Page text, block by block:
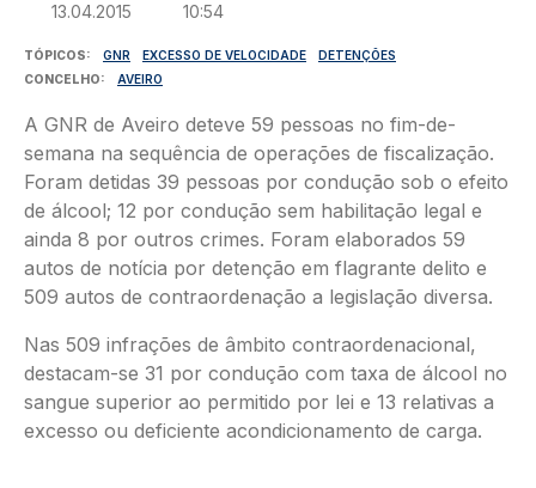
13.04.2015 10:54
TÓPICOS GNR EXCESSO DE VELOCIDADE
DETENÇÕES
CONCELHO
AVEIRO
A GNR de Aveiro deteve 59 pessoas no fim-de-
semana na sequência de operações de fiscalização.
Foram detidas 39 pessoas por condução sob o efeito
de álcool; 12 por condução sem habilitação legal e
ainda 8 por outros crimes. Foram elaborados 59
autos de notícia por detenção em flagrante delito e
509 autos de contraordenação a legislação diversa.
Nas 509 infrações de âmbito contraordenacional,
destacam-se 31 por condução com taxa de álcool no
sangue superior ao permitido por lei e 13 relativas a
excesso ou deficiente acondicionamento de carga.